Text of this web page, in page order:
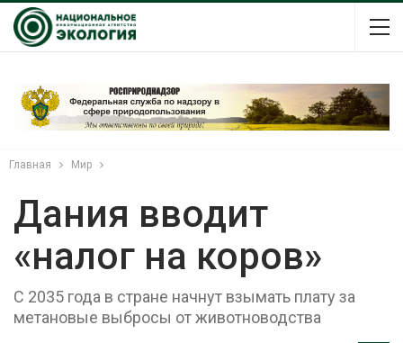
Главная Мир
Дания вводит
«налог на коров»
С 2035 года в стране начнут взымать плату за
метановые выбросы от животноводства